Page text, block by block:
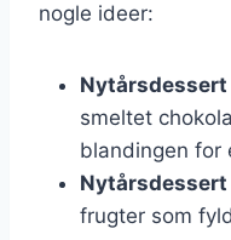
nogle ideer:
Nytårsdessert
smeltet
blandingen for
frugter som